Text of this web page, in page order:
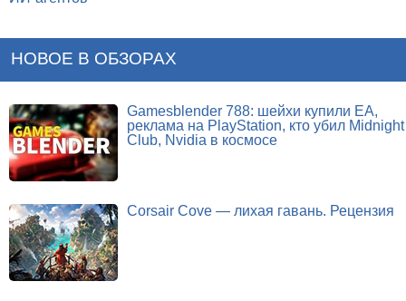
НОВОЕ В ОБЗОРАХ
Gamesblender 788: шейхи купили EA,
реклама на PlayStation, кто убил Midnight
Club, Nvidia в космосе
Corsair Cove — лихая гавань. Рецензия